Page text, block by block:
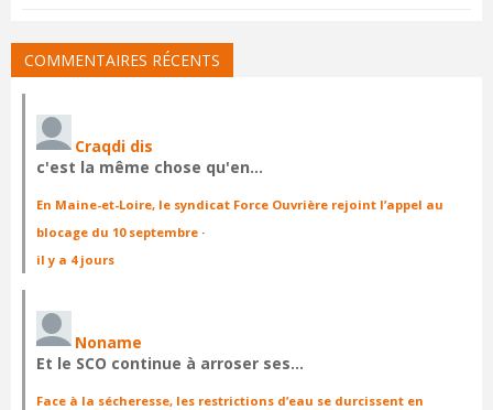
COMMENTAIRES RÉCENTS
Craqdi dis
c'est la même chose qu'en…
En Maine-et-Loire, le syndicat Force Ouvrière rejoint l’appel au
blocage du 10 septembre ·
il y a 4 jours
Noname
Et le SCO continue à arroser ses…
Face à la sécheresse, les restrictions d’eau se durcissent en